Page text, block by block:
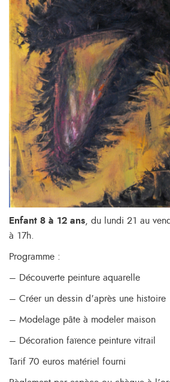
Enfant 8 à 12 ans , du lundi 21 au
à 17h.
Programme :
– Découverte peinture aquarelle
– Créer un dessin d’après une histoire
– Modelage pâte à modeler maison
– Décoration faïence peinture vitrail
Tarif 70 euros matériel fourni